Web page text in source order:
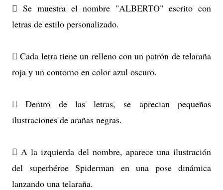
 Se muestra el nombre "ALBERTO" escrito con
letras de estilo personalizado.
 Cada letra tiene un relleno con un patrón de telaraña
roja y un contorno en color azul oscuro.
 Dentro de las letras, se aprecian pequeñas
ilustraciones de arañas negras.
 A la izquierda del nombre, aparece una ilustración
del superhéroe Spiderman en una pose dinámica
lanzando una telaraña.